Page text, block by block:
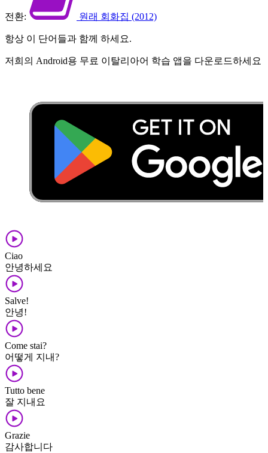
전환: 원래 회화집 (2012)
항상 이 단어들과 함께 하세요.
저희의 Android용 무료 이탈리아어 학습 앱을 다운로드하세요
Ciao
안녕하세요
Salve!
안녕!
Come stai?
어떻게 지내?
Tutto bene
잘 지내요
Grazie
감사합니다